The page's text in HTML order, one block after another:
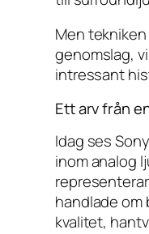
Men
genomslag,
intressant
Ett arv från
Idag ses
inom analog
handlade om
kvalitet,